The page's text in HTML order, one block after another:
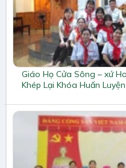
Giáo Họ Cửa Sông – xứ
Khép Lại Khóa Huấn